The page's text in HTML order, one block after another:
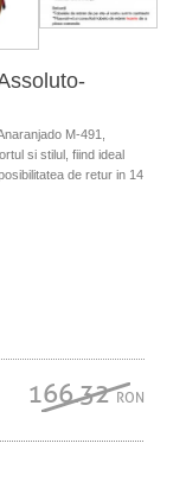
M-491,
si stilul, fiind ideal
de retur in 14
166.32RON